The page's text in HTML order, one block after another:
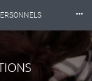
BIBLIOTHÈQUES
⸱⸱⸱